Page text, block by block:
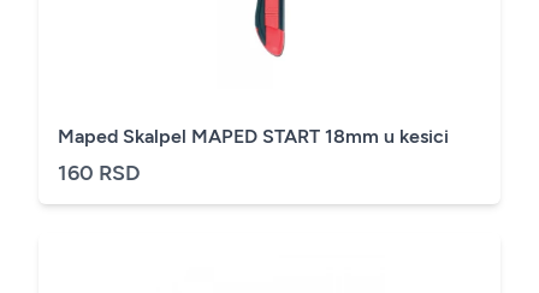
Maped Skalpel MAPED START 18mm u kesici
160 RSD